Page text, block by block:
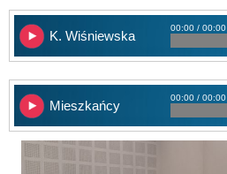
K. Wiśniewska
00:00 / 00:00
Mieszkańcy
00:00 / 00:00